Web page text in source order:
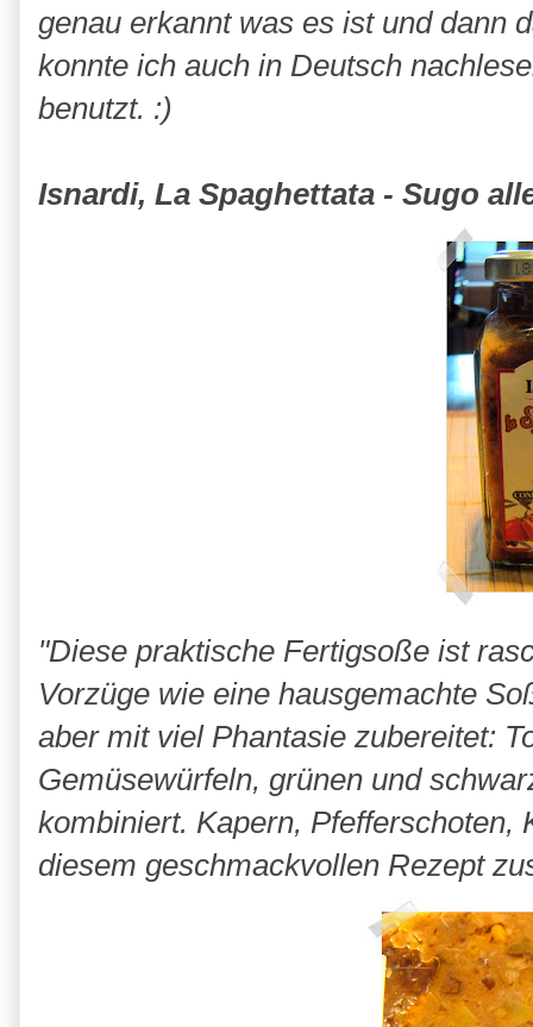
genau erkannt was es ist und dann
konnte ich auch in Deutsch
benutzt. :)
Isnardi, La Spaghettata - Sugo
"Diese praktische Fertigsoße ist
Vorzüge wie eine hausgemachte
aber mit viel Phantasie zubereitet:
Gemüsewürfeln, grünen und
kombiniert. Kapern, Pfefferschoten,
diesem geschmackvollen Rezept